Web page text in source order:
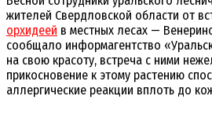
жителей Свердловской области от
орхидеей в местных лесах —
сообщало информагентство
на свою красоту, встреча с ними
прикосновение к этому растению
аллергические реакции вплоть до